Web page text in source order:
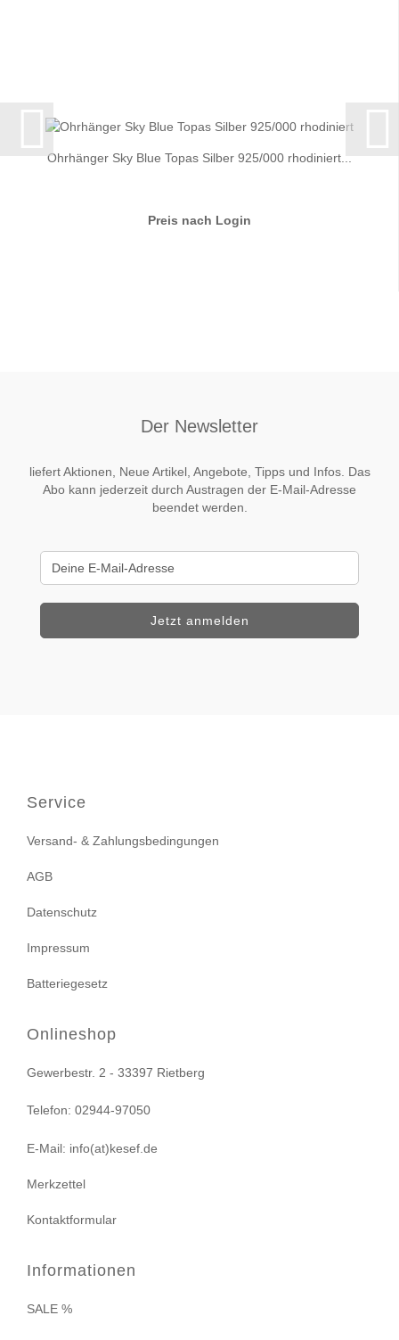
Ohrhänger Sky Blue Topas Silber 925/000 rhodiniert...
Preis nach Login
Der Newsletter
liefert Aktionen, Neue Artikel, Angebote, Tipps und Infos. Das
Abo kann jederzeit durch Austragen der E-Mail-Adresse
beendet werden.
Service
Versand- & Zahlungsbedingungen
AGB
Datenschutz
Impressum
Batteriegesetz
Onlineshop
Gewerbestr. 2 - 33397 Rietberg
Telefon: 02944-97050
E-Mail: info(at)kesef.de
Merkzettel
Kontaktformular
Informationen
SALE %